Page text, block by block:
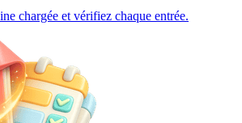
chargée et vérifiez chaque entrée.